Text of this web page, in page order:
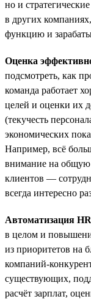
но и
в других
функцию и
Оценка
подсмотреть, как
команда работает
целей и оценки их
(текучесть
экономических
Например, всё
внимание на общую
клиентов —
всегда интересно
Автоматизация
в целом и
из приоритетов на
компаний-
существующих,
расчёт зарплат,